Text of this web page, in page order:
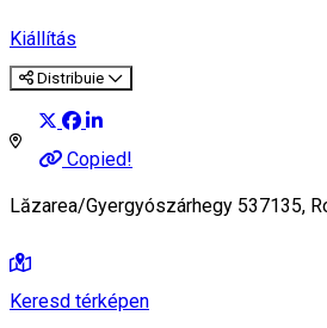
Kiállítás
Distribuie
Copied!
Lăzarea/Gyergyószárhegy 537135,
Keresd térképen